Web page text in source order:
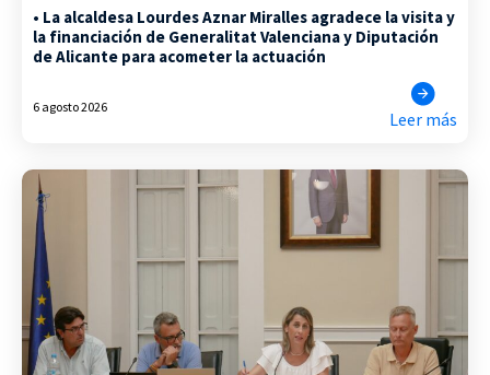
• La alcaldesa Lourdes Aznar Miralles agradece la visita y
la financiación de Generalitat Valenciana y Diputación
de Alicante para acometer la actuación
6 agosto 2026
Leer más